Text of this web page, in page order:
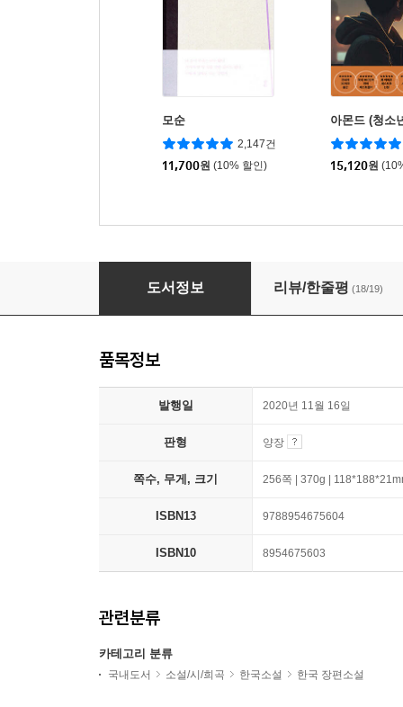
모순
2,147건
11,700원 (10% 할인)
아몬드 (청소
15,120원
세계를 건너 너에게 갈게
도서정보 리뷰/한줄평 (18/19)
품목정보
발행일 2020년 11월 16일
판형 양장
쪽수, 무게, 크기 256쪽 | 370g |
ISBN13 9788954675604
ISBN10 8954675603
관련분류
카테고리 분류
국내도서 소설/시/희곡 한국소설 한국 장편소설